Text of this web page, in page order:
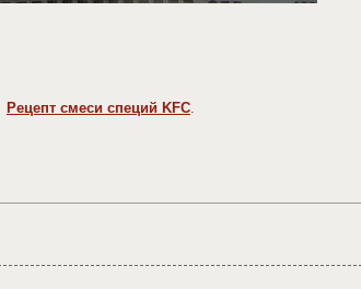
Рецепт смеси специй KFC